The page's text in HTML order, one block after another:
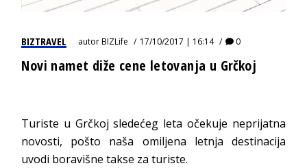
BIZTRAVEL autorBIZLife 17/10/2017 | 16:14 0
Novi namet diže cene letovanja u Grčkoj
Turiste u Grčkoj sledećeg leta očekuje neprijatna
novosti, pošto naša omiljena letnja destinacija
uvodi boravišne takse za turiste.